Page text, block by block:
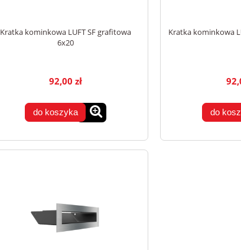
Kratka kominkowa LUFT SF grafitowa
6x20
92,00 zł
do koszyka
Kratka kominkowa
do